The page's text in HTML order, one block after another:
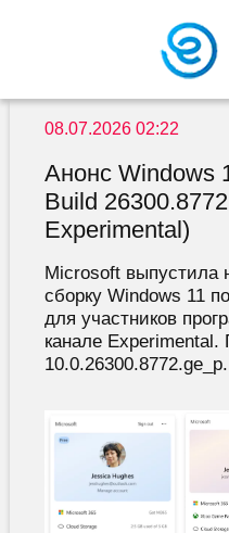
08.07.2026 02:22
Анонс Windows
Build
Experimental)
Microsoft выпустила
сборку Windows 11
для участников
канале